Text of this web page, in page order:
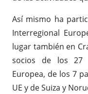
Así mismo ha
Interregional
lugar también en
socios de los 27
Europea, de los 7
UE y de Suiza y